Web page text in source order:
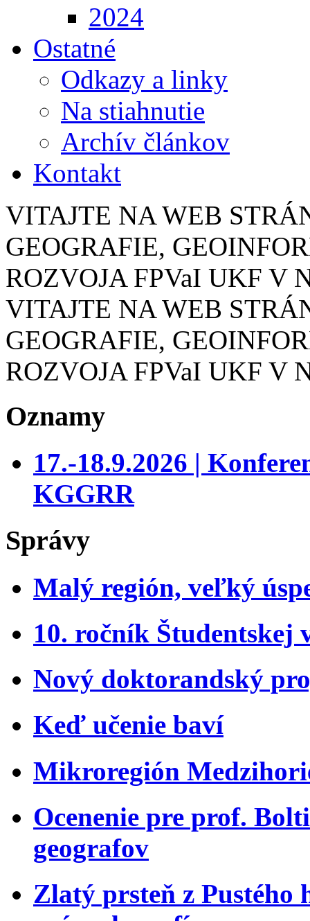
2024
Ostatné
Odkazy a linky
Na stiahnutie
Archív článkov
Kontakt
VITAJTE NA WEB
GEOGRAFIE,
ROZVOJA FPVaI UKF V
VITAJTE NA WEB
GEOGRAFIE,
ROZVOJA FPVaI UKF V
Oznamy
17.-18.9.2026 |
KGGRR
Správy
Malý región, veľký
10. ročník Študentskej
Nový doktorandský
Keď učenie baví
Mikroregión
Ocenenie pre prof.
geografov
Zlatý prsteň z Pustého